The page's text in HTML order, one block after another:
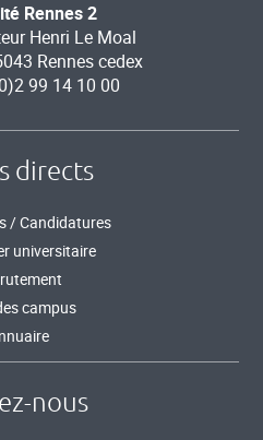
Rennes 2
Henri Le Moal
Rennes cedex
99 14 10 00
directs
/ Candidatures
universitaire
campus
nous